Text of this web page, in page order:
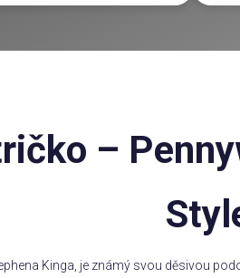
–
Kinga, je známý svou děsivou